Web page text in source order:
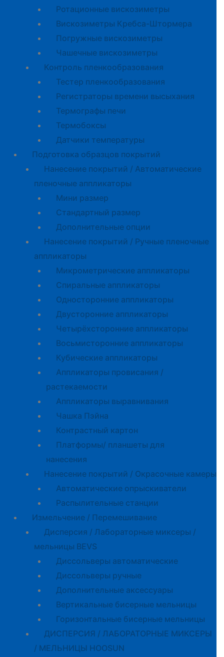
Ротационные вискозиметры
Вискозиметры Кребса-Штормера
Погружные вискозиметры
Чашечные вискозиметры
Контроль пленкообразования
Тестер пленкообразования
Регистраторы времени высыхания
Термографы печи
Термобоксы
Датчики температуры
Подготовка образцов покрытий
Нанесение покрытий / Автоматические
пленочные аппликаторы
Мини размер
Стандартный размер
Дополнительные опции
Нанесение покрытий / Ручные пленочные
аппликаторы
Микрометрические аппликаторы
Спиральные аппликаторы
Односторонние аппликаторы
Двусторонние аппликаторы
Четырёхсторонние аппликаторы
Восьмисторонние аппликаторы
Кубические аппликаторы
Аппликаторы провисания /
растекаемости
Аппликаторы выравнивания
Чашка Пэйна
Контрастный картон
Платформы/ планшеты для
нанесения
Нанесение покрытий / Окрасочные камеры
Автоматические опрыскиватели
Распылительные станции
Измельчение / Перемешивание
Дисперсия / Лабораторные миксеры /
мельницы BEVS
Диссольверы автоматические
Диссольверы ручные
Дополнительные аксессуары
Вертикальные бисерные мельницы
Горизонтальные бисерные мельницы
ДИСПЕРСИЯ / ЛАБОРАТОРНЫЕ МИКСЕРЫ
/ МЕЛЬНИЦЫ HOOSUN